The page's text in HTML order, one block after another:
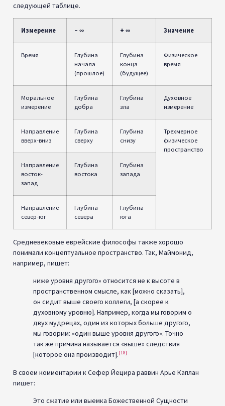
следующей таблице.
Измерение – ∞ + ∞ Значение
Время
Глубина
начала
(прошлое)
Глубина
конца
(будущее)
Физическое
время
Моральное
измерение
Глубина
добра
Глубина
зла
Духовное
измерение
Направление
вверх-вниз
Глубина
сверху
Глубина
снизу
Трехмерное
физическое
пространство
Направление
восток-
запад
Глубина
востока
Глубина
запада
Направление
север-юг
Глубина
севера
Глубина
юга
Средневековые еврейские философы также хорошо
понимали концептуальное пространство. Так, Маймонид,
например, пишет:
ниже уровня другого» относится не к высоте в
пространственном смысле, как [можно сказать],
он сидит выше своего коллеги, [а скорее к
духовному уровню]. Например, когда мы говорим о
двух мудрецах, один из которых больше другого,
мы говорим: «один выше уровня другого». Точно
так же причина называется «выше» следствия
[которое она производит].[18]
В своем комментарии к Сефер Йецира раввин Арье Каплан
пишет:
Это сжатие или выемка Божественной Сущности